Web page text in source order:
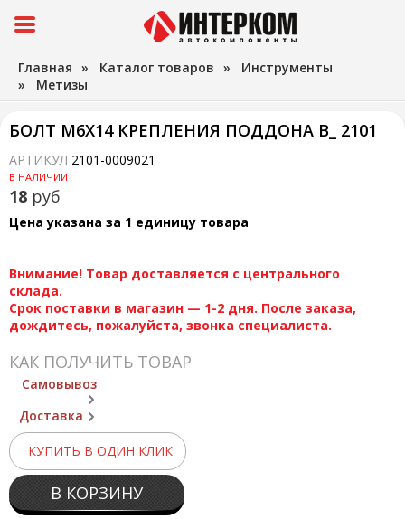
Главная » Каталог товаров » Инструменты
» Метизы
БОЛТ М6Х14 КРЕПЛЕНИЯ ПОДДОНА В_ 2101
АРТИКУЛ 2101-0009021
В НАЛИЧИИ
18 руб
Цена указана за 1 единицу товара
Внимание! Товар доставляется с центрального
склада.
Срок поставки в магазин — 1-2 дня. После заказа,
дождитесь, пожалуйста, звонка специалиста.
КАК ПОЛУЧИТЬ ТОВАР
Самовывоз
Доставка
КУПИТЬ В ОДИН КЛИК
В КОРЗИНУ